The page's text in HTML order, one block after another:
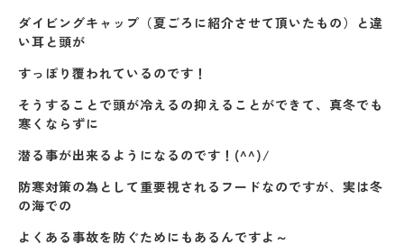
ダイビングキャップ（夏ごろに紹介させて頂いたもの）と違
い耳と頭が
すっぽり覆われているのです！
そうすることで頭が冷えるの抑えることができて、真冬でも
寒くならずに
潜る事が出来るようになるのです！(^^)/
防寒対策の為として重要視されるフードなのですが、実は冬
の海での
よくある事故を防ぐためにもあるんですよ～